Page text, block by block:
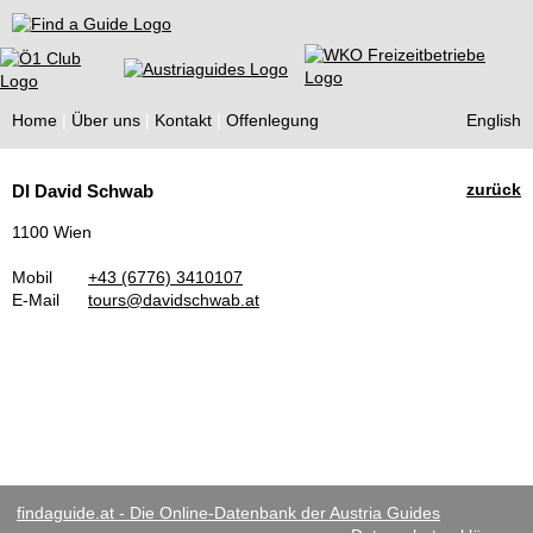
Find a Guide
Home Über uns Kontakt Offenlegung English
Guides
zurück
DI David Schwab
1100 Wien
Mobil
+43 (6776) 3410107
E-Mail
tours@davidschwab.at
findaguide.at - Die Online-Datenbank der Austria Guides